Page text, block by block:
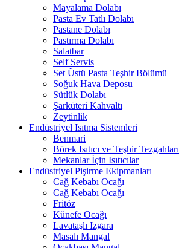
Mayalama Dolabı
Pasta Ev Tatlı Dolabı
Pastane Dolabı
Pastırma Dolabı
Salatbar
Self Servis
Set Üstü Pasta Teşhir Bölümü
Soğuk Hava Deposu
Sütlük Dolabı
Şarküteri Kahvaltı
Zeytinlik
Endüstriyel Isıtma Sistemleri
Benmari
Börek Isıtıcı ve Teşhir Tezgahları
Mekanlar İçin Isıtıcılar
Endüstriyel Pişirme Ekipmanları
Cağ Kebabı Ocağı
Cağ Kebabı Ocağı
Fritöz
Künefe Ocağı
Lavataşlı Izgara
Masalı Mangal